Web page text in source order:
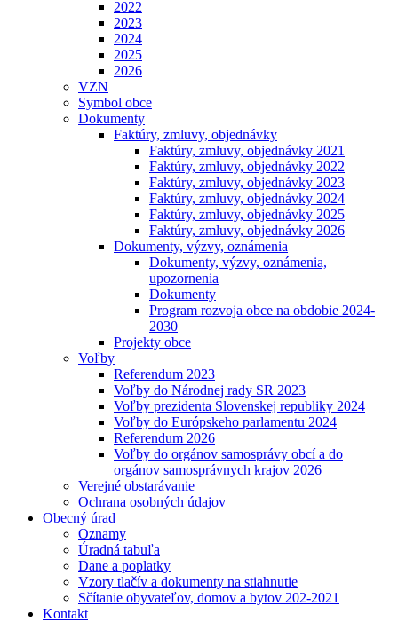
2022
2023
2024
2025
2026
VZN
Symbol obce
Dokumenty
Faktúry, zmluvy, objednávky
Faktúry, zmluvy, objednávky 2021
Faktúry, zmluvy, objednávky 2022
Faktúry, zmluvy, objednávky 2023
Faktúry, zmluvy, objednávky 2024
Faktúry, zmluvy, objednávky 2025
Faktúry, zmluvy, objednávky 2026
Dokumenty, výzvy, oznámenia
Dokumenty, výzvy, oznámenia,
upozornenia
Dokumenty
Program rozvoja obce na obdobie 2024-
2030
Projekty obce
Voľby
Referendum 2023
Voľby do Národnej rady SR 2023
Voľby prezidenta Slovenskej republiky 2024
Voľby do Európskeho parlamentu 2024
Referendum 2026
Voľby do orgánov samosprávy obcí a do
orgánov samosprávnych krajov 2026
Verejné obstarávanie
Ochrana osobných údajov
Obecný úrad
Oznamy
Úradná tabuľa
Dane a poplatky
Vzory tlačív a dokumenty na stiahnutie
Sčítanie obyvateľov, domov a bytov 202-2021
Kontakt